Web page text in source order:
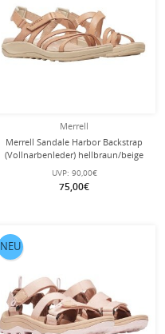
Merrell
Merrell Sandale Harbor Backstrap
(Vollnarbenleder) hellbraun/beige
Damen
UVP: 90,00€
75,00€
NEU